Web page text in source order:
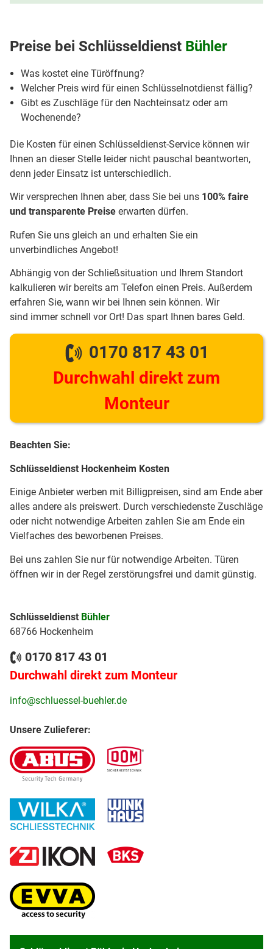
Preise bei Schlüsseldienst Bühler
Was kostet eine Türöffnung?
Welcher Preis wird für einen Schlüsselnotdienst fällig?
Gibt es Zuschläge für den Nachteinsatz oder am
Wochenende?
Die Kosten für einen Schlüsseldienst-Service können wir
Ihnen an dieser Stelle leider nicht pauschal beantworten,
denn jeder Einsatz ist unterschiedlich.
Wir versprechen Ihnen aber, dass Sie bei uns 100% faire
und transparente Preise erwarten dürfen.
Rufen Sie uns gleich an und erhalten Sie ein
unverbindliches Angebot!
Abhängig von der Schließsituation und Ihrem Standort
kalkulieren wir bereits am Telefon einen Preis. Außerdem
erfahren Sie, wann wir bei Ihnen sein können. Wir
sind immer schnell vor Ort! Das spart Ihnen bares Geld.
0170 817 43 01
Durchwahl direkt zum
Monteur
Beachten Sie:
Schlüsseldienst Hockenheim Kosten
Einige Anbieter werben mit Billigpreisen, sind am Ende aber
alles andere als preiswert. Durch verschiedenste Zuschläge
oder nicht notwendige Arbeiten zahlen Sie am Ende ein
Vielfaches des beworbenen Preises.
Bei uns zahlen Sie nur für notwendige Arbeiten. Türen
öffnen wir in der Regel zerstörungsfrei und damit günstig.
Schlüsseldienst Bühler
68766 Hockenheim
0170 817 43 01
Durchwahl direkt zum Monteur
info@schluessel-buehler.de
Unsere Zulieferer: